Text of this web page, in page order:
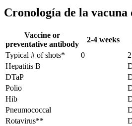
Cronología de la vacuna
Vaccine or
preventative antibody
2-4 weeks
Typical # of shots*
0 2
Hepatitis B
DTaP
Polio
Hib
Pneumococcal
Rotavirus**